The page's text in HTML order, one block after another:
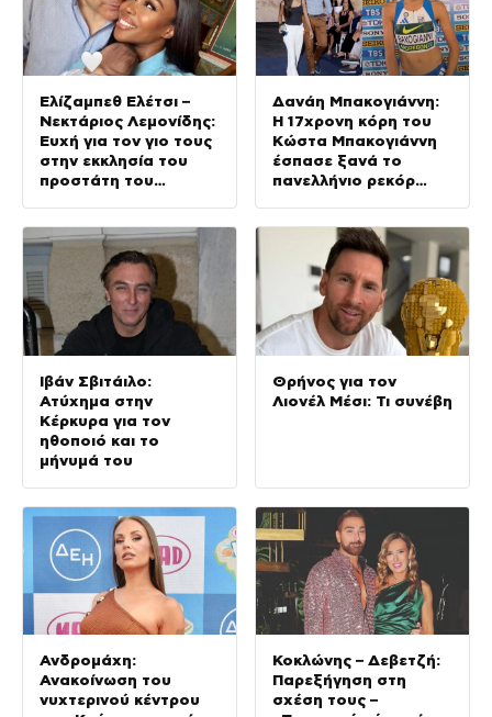
Ελίζαμπεθ Ελέτσι –
Νεκτάριος Λεμονίδης:
Ευχή για τον γιο τους
στην εκκλησία του
προστάτη του
Δανάη Μπακογιάννη:
Η 17χρονη κόρη του
Κώστα Μπακογιάννη
έσπασε ξανά το
πανελλήνιο ρεκόρ
Ιβάν Σβιτάιλο:
Ατύχημα στην
Κέρκυρα για τον
ηθοποιό και το
μήνυμά του
Θρήνος για τον
Λιονέλ Μέσι: Τι συνέβη
Ανδρομάχη:
Ανακοίνωση του
νυχτερινού κέντρου
Κοκλώνης – Δεβετζή:
Παρεξήγηση στη
σχέση τους –